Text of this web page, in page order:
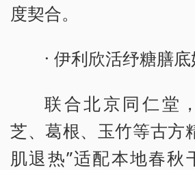
度契合。
· 伊利欣活纾糖膳
联合北京同仁堂
芝、葛根、玉竹等古方
肌退热”适配本地春秋